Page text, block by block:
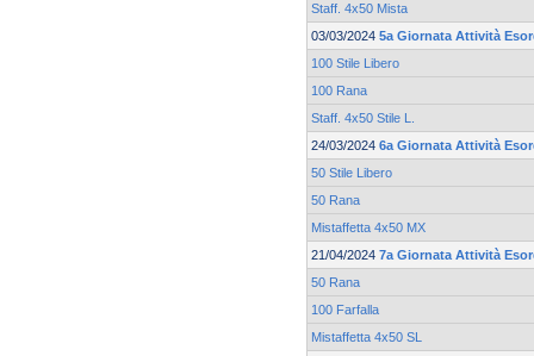
Staff. 4x50 Mista
03/03/2024 5a Giornata Attività
100 Stile Libero
100 Rana
Staff. 4x50 Stile L.
24/03/2024 6a Giornata Attività
50 Stile Libero
50 Rana
Mistaffetta 4x50 MX
21/04/2024 7a Giornata Attività
50 Rana
100 Farfalla
Mistaffetta 4x50 SL